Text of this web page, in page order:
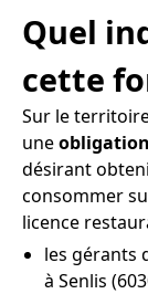
Quel
cette
Sur le
une
désirant
consommer
licence
les gérants
à Senlis